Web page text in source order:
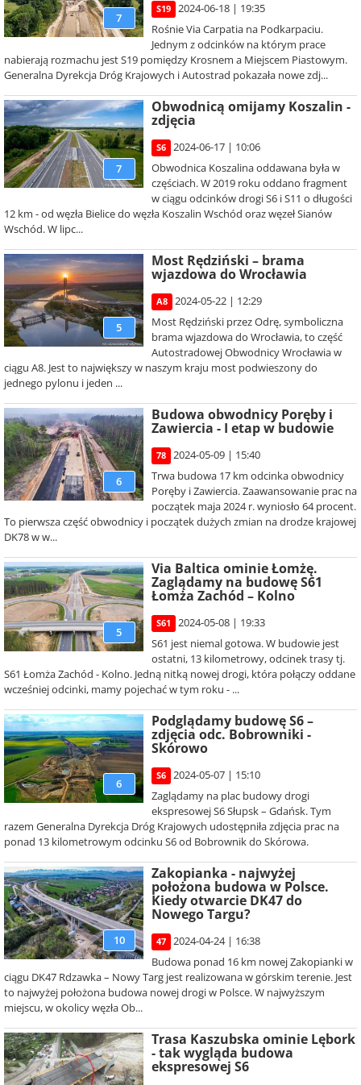
7
S19
2024-06-18 | 19:35
Rośnie Via Carpatia na Podkarpaciu.
Jednym z odcinków na którym prace
nabierają rozmachu jest S19 pomiędzy Krosnem a Miejscem Piastowym.
Generalna Dyrekcja Dróg Krajowych i Autostrad pokazała nowe zdj...
7
Obwodnicą omijamy Koszalin -
zdjęcia
S6
2024-06-17 | 10:06
Obwodnica Koszalina oddawana była w
częściach. W 2019 roku oddano fragment
w ciągu odcinków drogi S6 i S11 o długości
12 km - od węzła Bielice do węzła Koszalin Wschód oraz węzeł Sianów
Wschód. W lipc...
5
Most Rędziński – brama
wjazdowa do Wrocławia
A8
2024-05-22 | 12:29
Most Rędziński przez Odrę, symboliczna
brama wjazdowa do Wrocławia, to część
Autostradowej Obwodnicy Wrocławia w
ciągu A8. Jest to największy w naszym kraju most podwieszony do
jednego pylonu i jeden ...
6
Budowa obwodnicy Poręby i
Zawiercia - I etap w budowie
78
2024-05-09 | 15:40
Trwa budowa 17 km odcinka obwodnicy
Poręby i Zawiercia. Zaawansowanie prac na
początek maja 2024 r. wyniosło 64 procent.
To pierwsza część obwodnicy i początek dużych zmian na drodze krajowej
DK78 w w...
5
Via Baltica ominie Łomżę.
Zaglądamy na budowę S61
Łomża Zachód – Kolno
S61
2024-05-08 | 19:33
S61 jest niemal gotowa. W budowie jest
ostatni, 13 kilometrowy, odcinek trasy tj.
S61 Łomża Zachód - Kolno. Jedną nitką nowej drogi, która połączy oddane
wcześniej odcinki, mamy pojechać w tym roku - ...
6
Podglądamy budowę S6 –
zdjęcia odc. Bobrowniki -
Skórowo
S6
2024-05-07 | 15:10
Zaglądamy na plac budowy drogi
ekspresowej S6 Słupsk – Gdańsk. Tym
razem Generalna Dyrekcja Dróg Krajowych udostępniła zdjęcia prac na
ponad 13 kilometrowym odcinku S6 od Bobrownik do Skórowa.
10
Zakopianka - najwyżej
położona budowa w Polsce.
Kiedy otwarcie DK47 do
Nowego Targu?
47
2024-04-24 | 16:38
Budowa ponad 16 km nowej Zakopianki w
ciągu DK47 Rdzawka – Nowy Targ jest realizowana w górskim terenie. Jest
to najwyżej położona budowa nowej drogi w Polsce. W najwyższym
miejscu, w okolicy węzła Ob...
Trasa Kaszubska ominie Lębork
- tak wygląda budowa
ekspresowej S6